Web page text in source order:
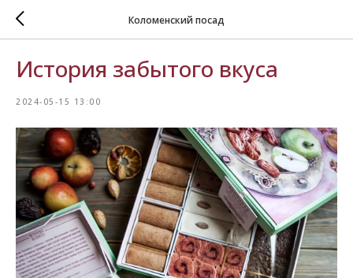
Коломенский посад
История забытого вкуса
2024-05-15 13:00